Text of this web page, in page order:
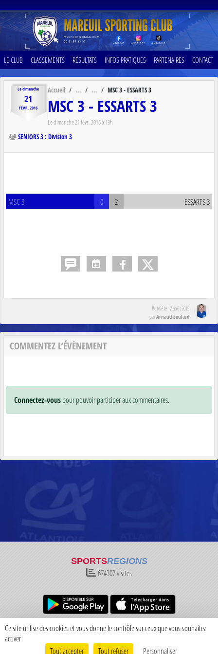
LE CLUB CLASSEMENTS RÉSULTATS INFOS PRATIQUES PARTENAIRES CONTACT
Ledimanche
21
FÉVR.2016
Accueil MSC 3 - ESSARTS 3
MSC 3 - ESSARTS 3
Ledimanche21févr. 2016à 13h
SENIORS 3 : Division 3
MSC 3 0 2 ESSARTS 3
Publié le 17 août 2015
parArnaud Soulard
COMMENTEZ L’ÉVÈNEMENT
Connectez-vouspour pouvoir participer aux commentaires.
SPORTSREGIONS
674307visites
Charte cookies Gestion des cookies
Envie de participer ?
Ce site utilise des cookies et vous donne le contrôle sur ceux que vous souhaitez
activer
Tout accepter
Tout refuser Personnaliser